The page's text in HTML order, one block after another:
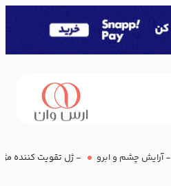
-آرایش چشم و ابرو - ژل تقویت کننده مژه